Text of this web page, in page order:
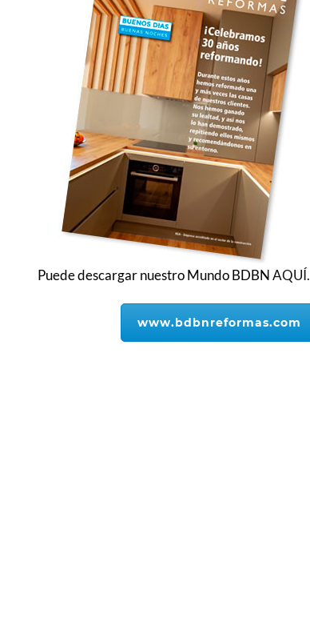
Puede descargar nuestro Mundo BDBNAQUÍ.
www.bdbnreformas.com